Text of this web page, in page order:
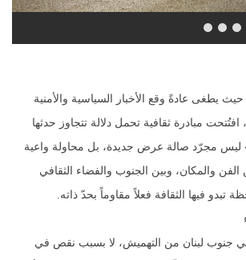
حيث يطغى عادةً وقع الأخبار السياسية والأمنية
مبادرة ثقافية تحمل دلالة تتجاوز حدثها
ليس مجرّد صالة عرض جديدة، بل محاولة واعية
الفن والمكان، وبين الجنوب والفضاء الثقافي
تبدو فيها الثقافة فعلاً مقاوماً بحدّ ذاته.
في جنوب لبنان من التهميش، لا بسبب نقص في